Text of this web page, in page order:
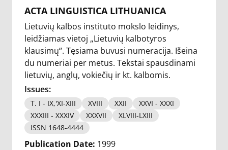
ACTA LINGUISTICA LITHUANICA
Lietuvių kalbos instituto mokslo leidinys,
leidžiamas vietoj „Lietuvių kalbotyros
klausimų“. Tęsiama buvusi numeracija. Išeina
du numeriai per metus. Tekstai spausdinami
lietuvių, anglų, vokiečių ir kt. kalbomis.
Issues:
T. I - IX,'XI-XIII XVIII XXII
XXVI - XXXI
XXXIII - XXXIV
XXXVII
XLVIII-LXIII
ISSN 1648-4444
Publication Date: 1999